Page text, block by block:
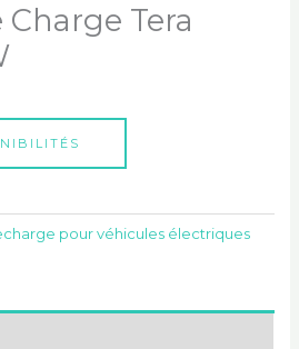
Tera
pour véhicules électriques